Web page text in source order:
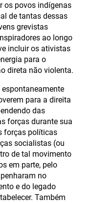
os povos indígenas
de tantas dessas
grevistas
ao longo
incluir os ativistas
para o
direta não violenta.
para a direita
das
forças durante sua
forças políticas
socialistas (ou
de tal movimento
em parte, pelo
no
e do legado
Também